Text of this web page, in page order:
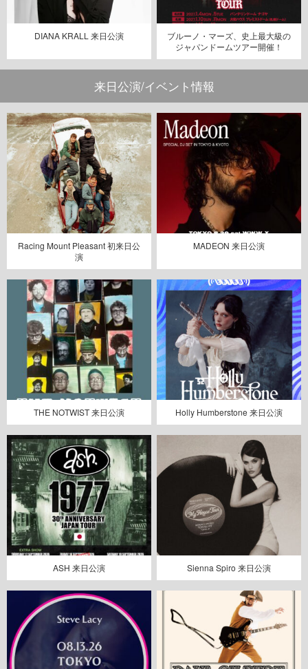
DIANA KRALL 来日公演
ブルーノ・マーズ、史上最大級の
ジャパンドームツアー開催！
来日公演/イベント情報
Racing Mount Pleasant 初来日公
演
MADEON 来日公演
THE NOTWIST 来日公演 Holly Humberstone 来日公演
ASH 来日公演 Sienna Spiro 来日公演